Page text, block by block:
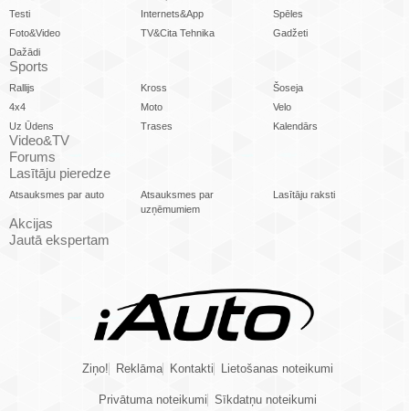
Testi
Internets&App
Spēles
Foto&Video
TV&Cita Tehnika
Gadžeti
Dažādi
Sports
Rallijs Kross
Šoseja
4x4
Moto
Velo
Uz Ūdens
Trases Kalendārs
Video&TV
Forums
Lasītāju pieredze
Atsauksmes par auto
Atsauksmes par
uzņēmumiem
Lasītāju raksti
Akcijas
Jautā ekspertam
Ziņo! Reklāma Kontakti Lietošanas noteikumi
Privātuma noteikumi Sīkdatņu noteikumi